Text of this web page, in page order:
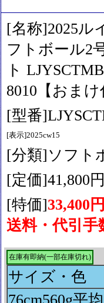
[名称]2025ル
フトボール2
ト
8010【おま
[型番
[表示]2025cw15
[分類]ソフト
[定価]41,800
[特価]33,400円
送料・代引手
在庫有即納(一部在庫切れ)
サイズ・色